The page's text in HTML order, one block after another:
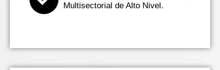
Multisectorial de Alto Nivel.